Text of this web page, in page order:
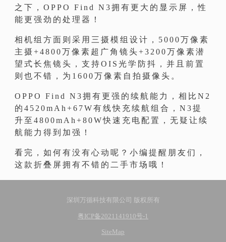
之下，OPPO Find N3拥有更大的显示屏，性
能更强劲的处理器！
相机组方面则采用三摄模组设计，5000万像素
主摄+4800万像素超广角镜头+3200万像素潜
望式长焦镜头，支持OIS光学防抖，并且前置
则也不错，为1600万像素自拍摄像头。
OPPO Find N3拥有更强的续航能力，相比N2
的4520mAh+67W有线快充续航组合，N3提
升至4800mAh+80W快速充电配置，无疑让续
航能力得到加强！
看完，如何有没有心动呢？小编提醒朋友们，
这款折叠屏拥有不错的二手市场哦！
深圳万循科技有限公司 版权所有
粤ICP备2021141910号-1
SiteMap